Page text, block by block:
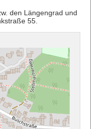
den Längengrad und
55.